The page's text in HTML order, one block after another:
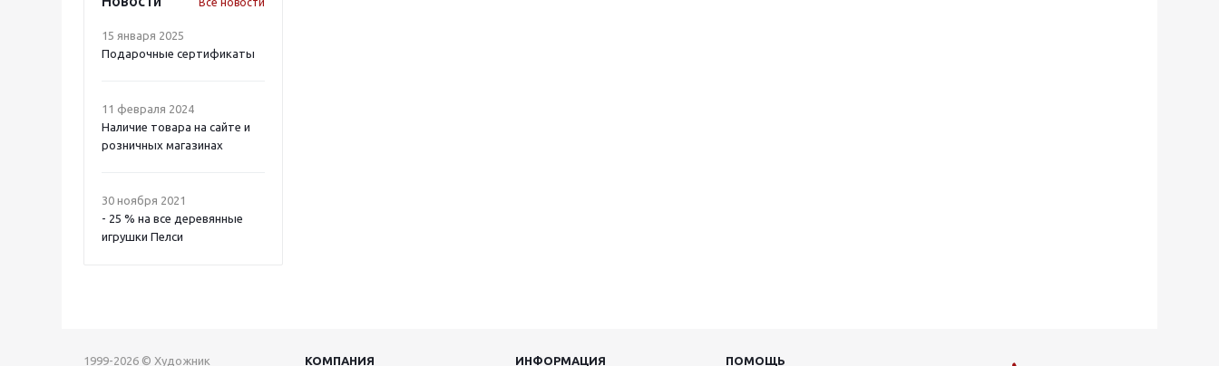
15 января 2025
Подарочные сертификаты
11 февраля 2024
Наличие товара на сайте и
розничных магазинах
30 ноября 2021
- 25 % на все деревянные
игрушки Пелси
1999-2026 © Художник КОМПАНИЯ ИНФОРМАЦИЯ ПОМОЩЬ